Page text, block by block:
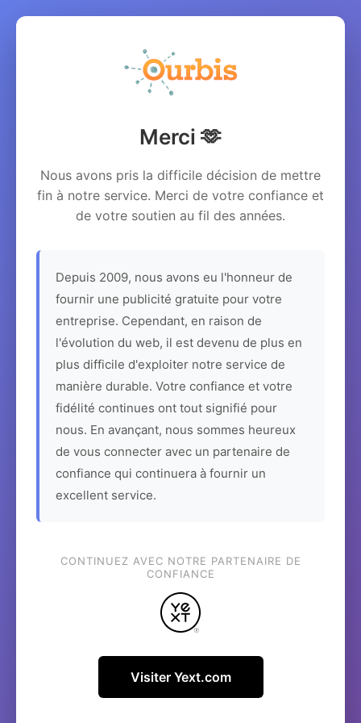
Merci 🫶
Nous avons pris la difficile décision de mettre
fin à notre service. Merci de votre confiance et
de votre soutien au fil des années.
Depuis 2009, nous avons eu l'honneur de
fournir une publicité gratuite pour votre
entreprise. Cependant, en raison de
l'évolution du web, il est devenu de plus en
plus difficile d'exploiter notre service de
manière durable. Votre confiance et votre
fidélité continues ont tout signifié pour
nous. En avançant, nous sommes heureux
de vous connecter avec un partenaire de
confiance qui continuera à fournir un
excellent service.
CONTINUEZ AVEC NOTRE PARTENAIRE DE
CONFIANCE
Visiter Yext.com